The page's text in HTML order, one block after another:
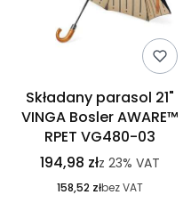
Składany parasol 21"
VINGA Bosler AWARE™
RPET VG480-03
194,98 złz 23% VAT
158,52 złbez VAT